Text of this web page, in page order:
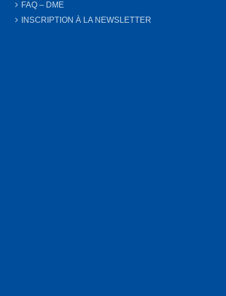
FAQ – DME
INSCRIPTION À LA NEWSLETTER